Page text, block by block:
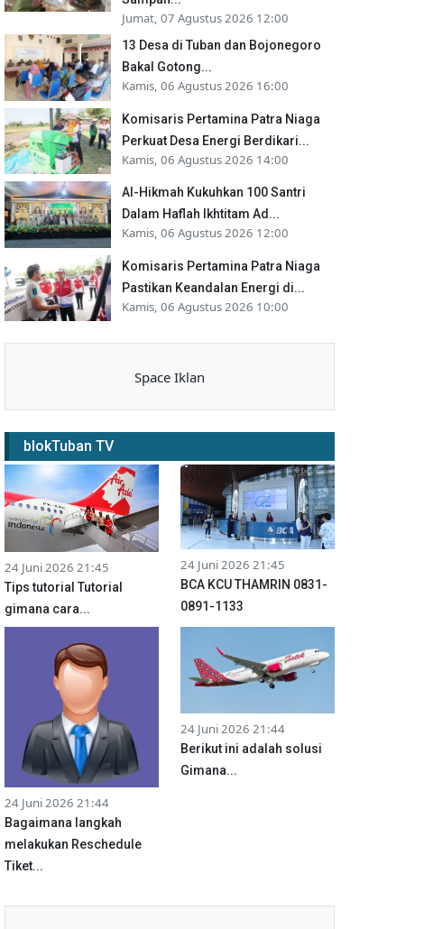
Jumat, 07 Agustus 2026 12:00
13 Desa di Tuban dan Bojonegoro
Bakal Gotong...
Kamis, 06 Agustus 2026 16:00
Komisaris Pertamina Patra Niaga
Perkuat Desa Energi Berdikari...
Kamis, 06 Agustus 2026 14:00
Al-Hikmah Kukuhkan 100 Santri
Dalam Haflah Ikhtitam Ad...
Kamis, 06 Agustus 2026 12:00
Komisaris Pertamina Patra Niaga
Pastikan Keandalan Energi di...
Kamis, 06 Agustus 2026 10:00
Space Iklan
blokTuban TV
24 Juni 2026 21:45
Tips tutorial Tutorial
gimana cara...
24 Juni 2026 21:45
BCA KCU THAMRIN 0831-
0891-1133
24 Juni 2026 21:44
Bagaimana langkah
melakukan Reschedule
Tiket...
24 Juni 2026 21:44
Berikut ini adalah solusi
Gimana...